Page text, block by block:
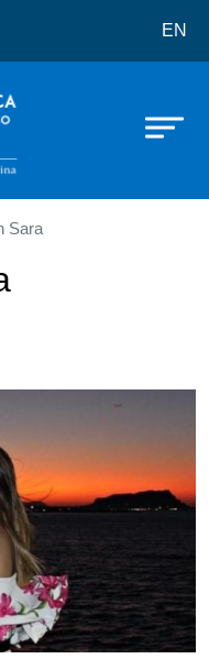
EN
Sara